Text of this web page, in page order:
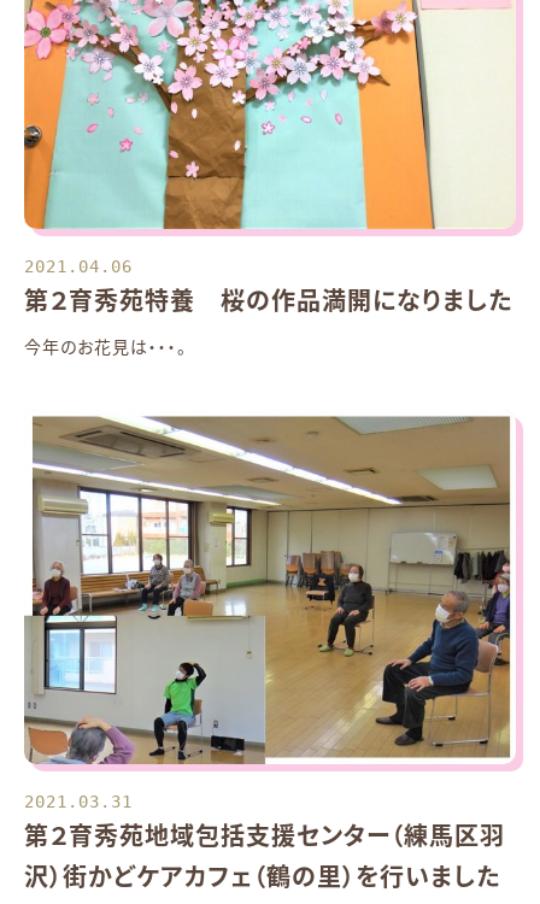
2021.04.06
第２育秀苑特養 桜の作品満開になりました
今年のお花見は・・・。
2021.03.31
第２育秀苑地域包括支援センター（練馬区羽
沢）街かどケアカフェ（鶴の里）を行いました